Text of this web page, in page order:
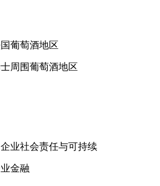
葡萄酒地区
周围葡萄酒地区
业社会责任与可持续
金融